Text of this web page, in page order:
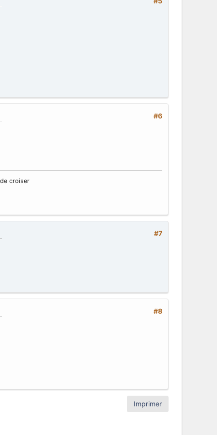
#6
croiser
#7
#8
Imprimer